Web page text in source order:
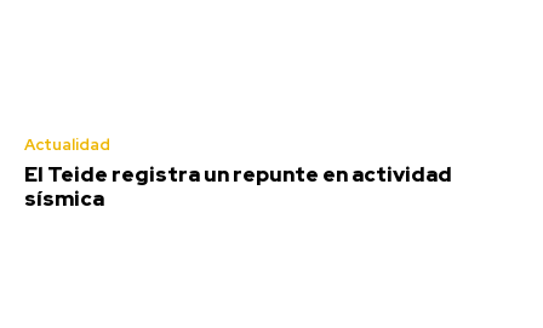
Actualidad
El Teide registra un repunte en actividad
sísmica